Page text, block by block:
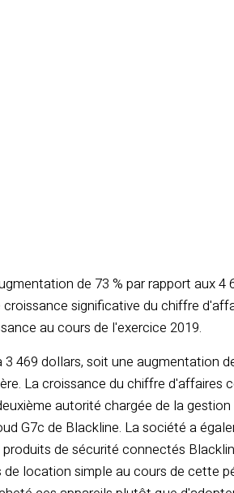
de 73 % par rapport aux 4
significative du chiffre
au cours de l'exercice 2019.
469 dollars, soit une augmentation
La croissance du chiffre d'affaires
autorité chargée de la gestion
G7c de Blackline. La société a
de sécurité connectés
location simple au cours de cette